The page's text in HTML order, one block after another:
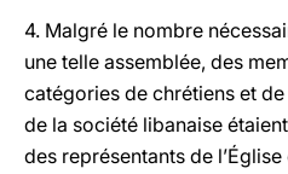
4. Malgré le nombre
une telle assemblée, des
catégories de chrétiens et
de la société libanaise
des représentants de